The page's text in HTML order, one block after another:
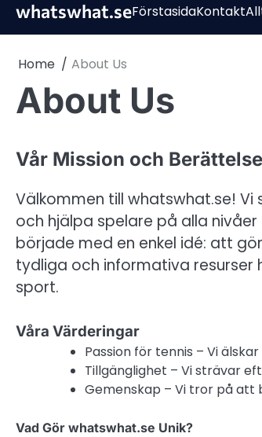
Skipwhatswhat.seFörstasidaKontakt
Home About Us
About Us
Vår Mission och Berättelse
Välkommen till whatswhat.se!
och hjälpa spelare på alla
började med en enkel idé: att
tydliga och informativa resurser
sport.
Våra Värderingar
Passion för tennis – Vi
Tillgänglighet – Vi strävar
Gemenskap – Vi tror på att
Vad Gör whatswhat.se Unik?